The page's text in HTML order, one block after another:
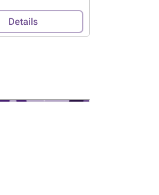
parking space and
Promotion available
Details